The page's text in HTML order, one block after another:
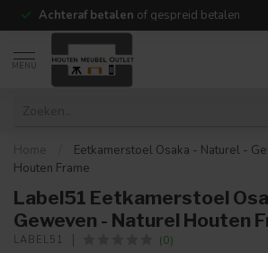
Achteraf betalen of gespreid betalen
MENU
Home
Eetkamerstoel Osaka - Naturel -
Houten Frame
Label51 Eetkamerstoel
Geweven - Naturel Houten
LABEL51 (0)